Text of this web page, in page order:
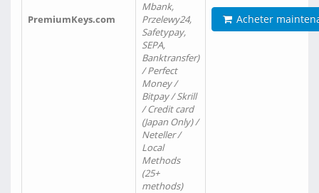
PremiumKeys.com
Mbank,
Przelewy24,
Safetypay,
SEPA,
Banktransfer)
/ Perfect
Money /
Bitpay / Skrill
/ Credit card
(Japan Only) /
Neteller /
Local
Methods
(25+
methods)
Acheter